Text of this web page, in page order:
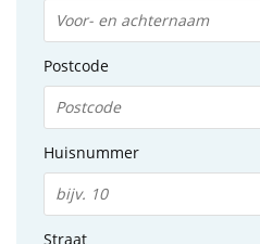
Postcode
Huisnummer
Straat